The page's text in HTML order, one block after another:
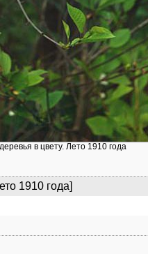
в цвету. Лето 1910 года
1910 года]